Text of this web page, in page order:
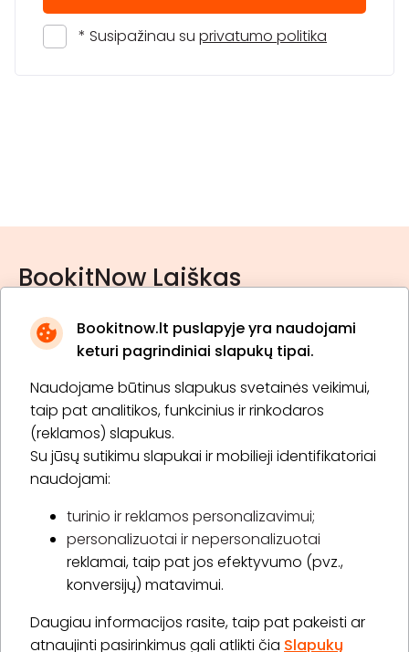
Bookitnow.lt puslapyje yra naudojami
keturi pagrindiniai slapukų tipai.
Naudojame būtinus slapukus svetainės veikimui,
taip pat analitikos, funkcinius ir rinkodaros
(reklamos) slapukus.
Su jūsų sutikimu slapukai ir mobilieji identifikatoriai
naudojami:
turinio ir reklamos personalizavimui;
personalizuotai ir nepersonalizuotai
reklamai, taip pat jos efektyvumo (pvz.,
konversijų) matavimui.
Daugiau informacijos rasite, taip pat pakeisti ar
atnaujinti pasirinkimus gali atlikti čia Slapukų
* Susipažinau su privatumo politika
BookitNow Laiškas
* Susipažinau su privatumo politika
Prenumeruoti
Apie „BookitNow“
Informacija
„GERA DOVANA“ GRUPĖ